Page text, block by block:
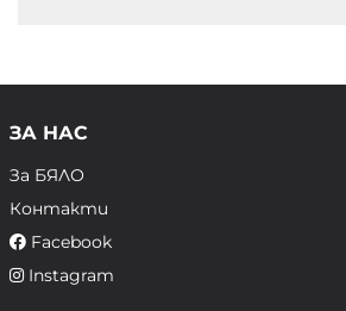
ЗА НАС
За БЯЛО
Контакти
Facebook
Instagram